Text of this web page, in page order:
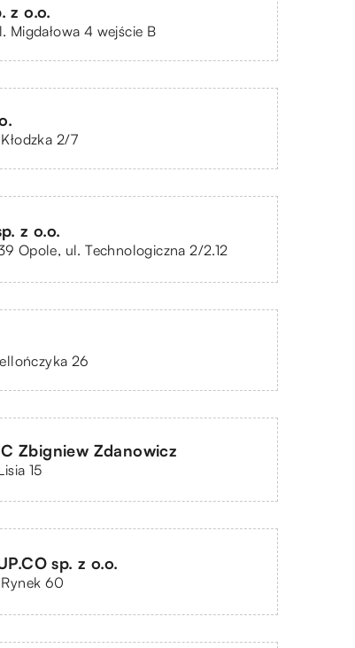
z o.o.
Migdałowa 4 wejście B
2/7
z o.o.
Opole, ul. Technologiczna 2/2.12
26
Zbigniew Zdanowicz
15
sp. z o.o.
60